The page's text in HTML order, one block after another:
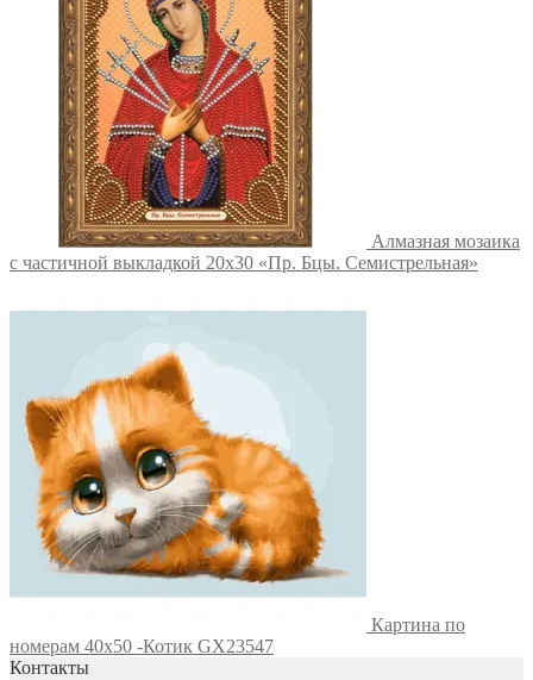
Алмазная мозаика
с частичной выкладкой 20х30 «Пр. Бцы. Семистрельная»
Картина по
номерам 40х50 -Котик GX23547
Контакты